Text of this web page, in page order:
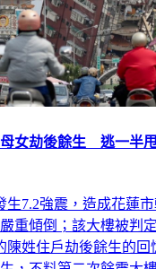
女劫後餘生 逃一半
生7.2強震，造成花蓮
重傾倒；該大樓被判
陳姓住戶劫後餘生的回